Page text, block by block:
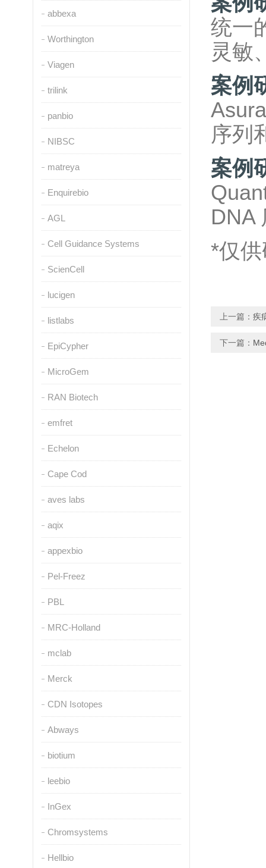
abbexa
Worthington
Viagen
trilink
panbio
NIBSC
matreya
Enquirebio
AGL
Cell Guidance Systems
ScienCell
lucigen
listlabs
EpiCypher
MicroGem
RAN Biotech
emfret
Echelon
Cape Cod
aves labs
aqix
appexbio
Pel-Freez
PBL
MRC-Holland
mclab
Merck
CDN Isotopes
Abways
biotium
leebio
InGex
Chromsystems
Hellbio
统一
灵敏
案例
序列
案例
DNA
*仅
上一篇： 疾
下一篇：